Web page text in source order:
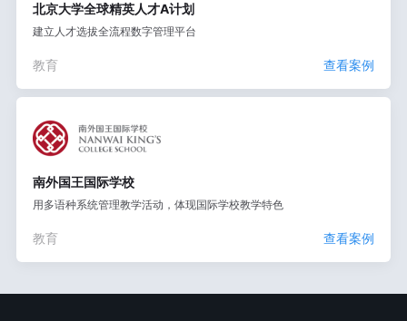
北京大学全球精英人才A计划
建立人才选拔全流程数字管理平台
教育 查看案例
南外国王国际学校
用多语种系统管理教学活动，体现国际学校教学特色
教育 查看案例